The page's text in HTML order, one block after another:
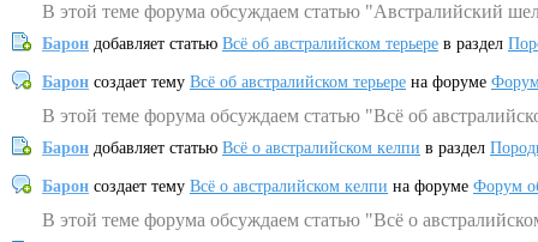
В этой теме форума обсуждаем статью "Австралийский
Барон добавляет статью Всё об австралийском терьере в раздел
Барон создает тему Всё об австралийском терьере на форуме
В этой теме форума обсуждаем статью "Всё об
Барон добавляет статью Всё о австралийском келпи в раздел
Барон создает тему Всё о австралийском келпи на форуме Форум
В этой теме форума обсуждаем статью "Всё о